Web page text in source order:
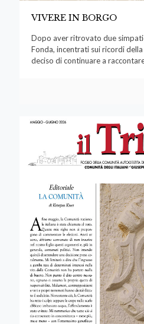
VIVERE IN BORGO
Dopo aver ritrovato due
Fonda, incentrati sui ricordi
deciso di continuare a